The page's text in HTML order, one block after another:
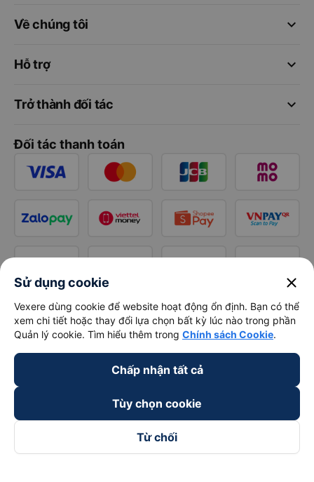
keyboard_arrow_down
Về chúng tôi
keyboard_arrow_down
Hỗ trợ
keyboard_arrow_down
Trở thành đối tác
Đối tác thanh toán
Sử dụng cookie close
Vexere dùng cookie để website hoạt động ổn định. Bạn có thể
xem chi tiết hoặc thay đổi lựa chọn bất kỳ lúc nào trong phần
Quản lý cookie. Tìm hiểu thêm trong Chính sách Cookie.
Chấp nhận tất cả
Tùy chọn cookie
Từ chối